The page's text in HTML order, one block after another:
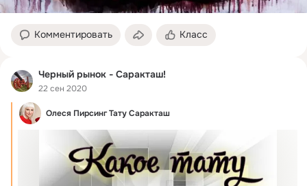
Комментировать Класс
Черный рынок - Саракташ!
22 сен 2020
Олеся Пирсинг Тату Саракташ